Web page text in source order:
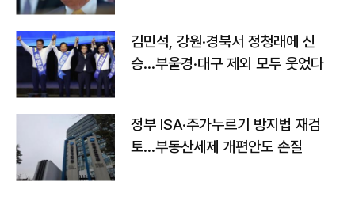
김민석, 강원·경북서 정청래에 신
승…부울경·대구 제외 모두 웃었다
정부 ISA·주가누르기 방지법 재검
토…부동산세제 개편안도 손질